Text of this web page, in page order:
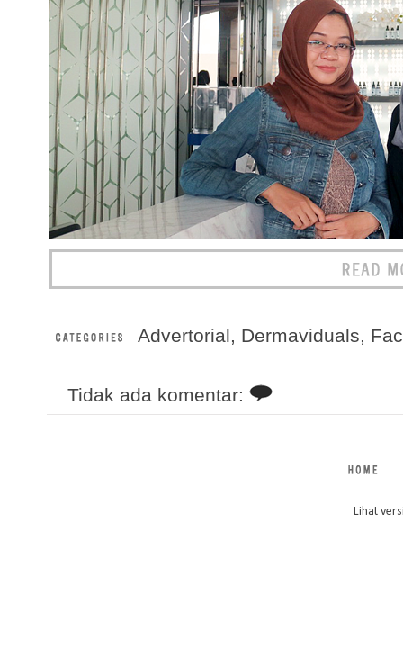
Advertorial, Dermaviduals,
Tidak ada komentar:
Lihat